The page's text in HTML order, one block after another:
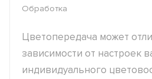
Обработка
Цветопередача может
зависимости от настроек
индивидуального